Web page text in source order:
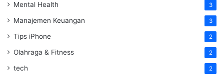
Mental Health 3
Manajemen Keuangan 3
Tips iPhone 2
Olahraga & Fitness 2
tech 2